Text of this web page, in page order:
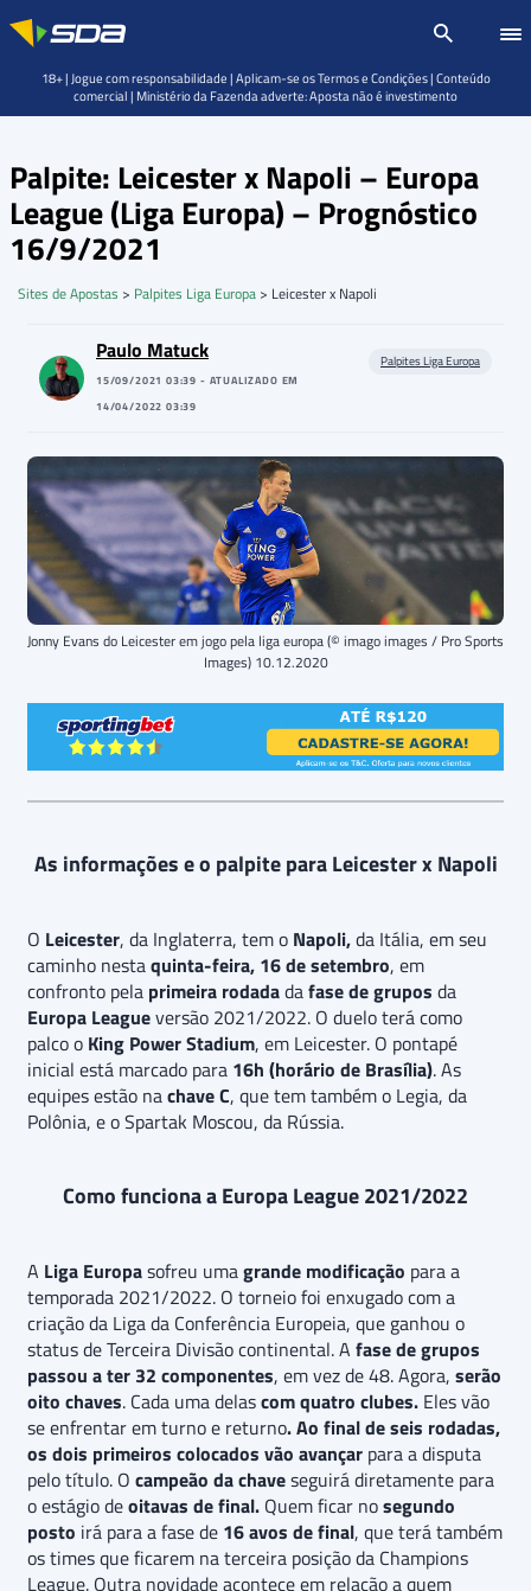
Palpite: Leicester x Napoli – Europa
League (Liga Europa) – Prognóstico
16/9/2021
Sites de Apostas > Palpites Liga Europa > Leicester x Napoli
Paulo Matuck
15/09/2021 03:39 - ATUALIZADO EM
14/04/2022 03:39
Palpites Liga Europa
Jonny Evans do Leicester em jogo pela liga europa (© imago images / Pro Sports
Images) 10.12.2020
As informações e o palpite para Leicester x Napoli
O Leicester, da Inglaterra, tem o Napoli,da Itália, em seu
caminho nestaquinta-feira, 16 de setembro, em
confronto pela primeira rodadadafase de grupos da
Europa Leagueversão 2021/2022. O duelo terá como
palco o King Power Stadium, em Leicester. O pontapé
inicial está marcado para 16h (horário de Brasília). As
equipes estão nachave C, que tem também o Legia, da
Polônia, e o Spartak Moscou, da Rússia.
Como funciona a Europa League 2021/2022
A Liga Europasofreu umagrande modificação para a
temporada 2021/2022. O torneio foi enxugado com a
criação da Liga da Conferência Europeia, que ganhou o
status de Terceira Divisão continental. A fase de grupos
passou a ter 32 componentes, em vez de 48. Agora, serão
oito chaves. Cada uma delascom quatro clubes. Eles vão
se enfrentar em turno e returno. Ao final de seis rodadas,
os dois primeiros colocados vão avançar para a disputa
pelo título. O campeão da chaveseguirá diretamente para
o estágio deoitavas de final. Quem ficar nosegundo
posto irá para a fase de 16 avos de final, que terá também
os times que ficarem na terceira posição da Champions
League. Outra novidade acontece em relação a quem
18+ | Jogue com responsabilidade | Aplicam-se os Termos e Condições | Conteúdo
comercial | Ministério da Fazenda adverte: Aposta não é investimento